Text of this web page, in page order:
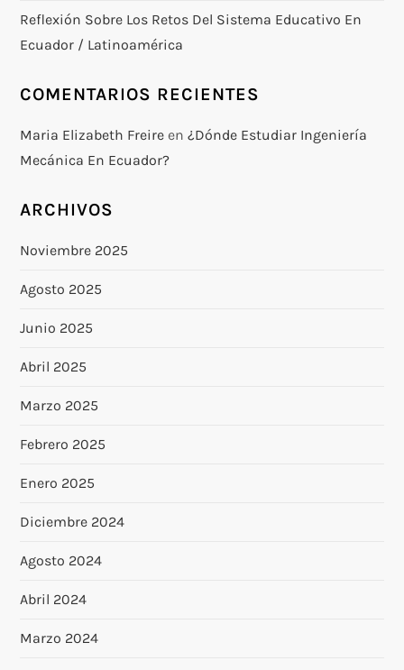
Reflexión Sobre Los Retos Del Sistema Educativo En
Ecuador / Latinoamérica
COMENTARIOS RECIENTES
Maria Elizabeth Freire en¿Dónde Estudiar Ingeniería
Mecánica En Ecuador?
ARCHIVOS
Noviembre 2025
Agosto 2025
Junio 2025
Abril 2025
Marzo 2025
Febrero 2025
Enero 2025
Diciembre 2024
Agosto 2024
Abril 2024
Marzo 2024